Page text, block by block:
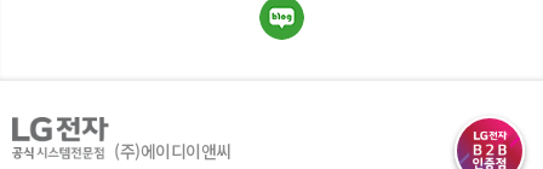
(주)에이디이앤씨